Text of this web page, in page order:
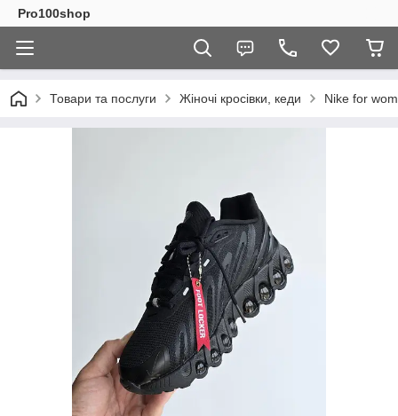
Pro100shop
Товари та послуги Жіночі кросівки, кеди Nike for